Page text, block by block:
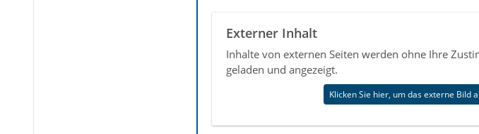
Externer Inhalt
Inhalte von externen Seiten werden ohne Ihre
geladen und angezeigt.
Klicken Sie hier, um das externe Bild